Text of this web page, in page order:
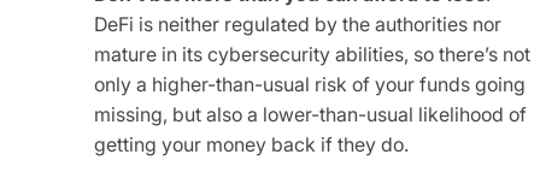
DeFi is neither regulated by the authorities nor
mature in its cybersecurity abilities, so there’s not
only a higher-than-usual risk of your funds going
missing, but also a lower-than-usual likelihood of
getting your money back if they do.